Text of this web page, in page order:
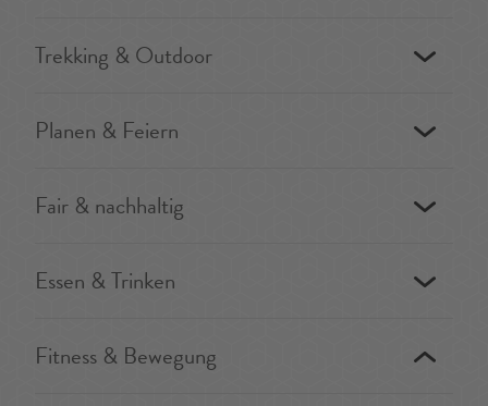
Trekking & Outdoor
Planen & Feiern
Fair & nachhaltig
Essen & Trinken
Fitness & Bewegung